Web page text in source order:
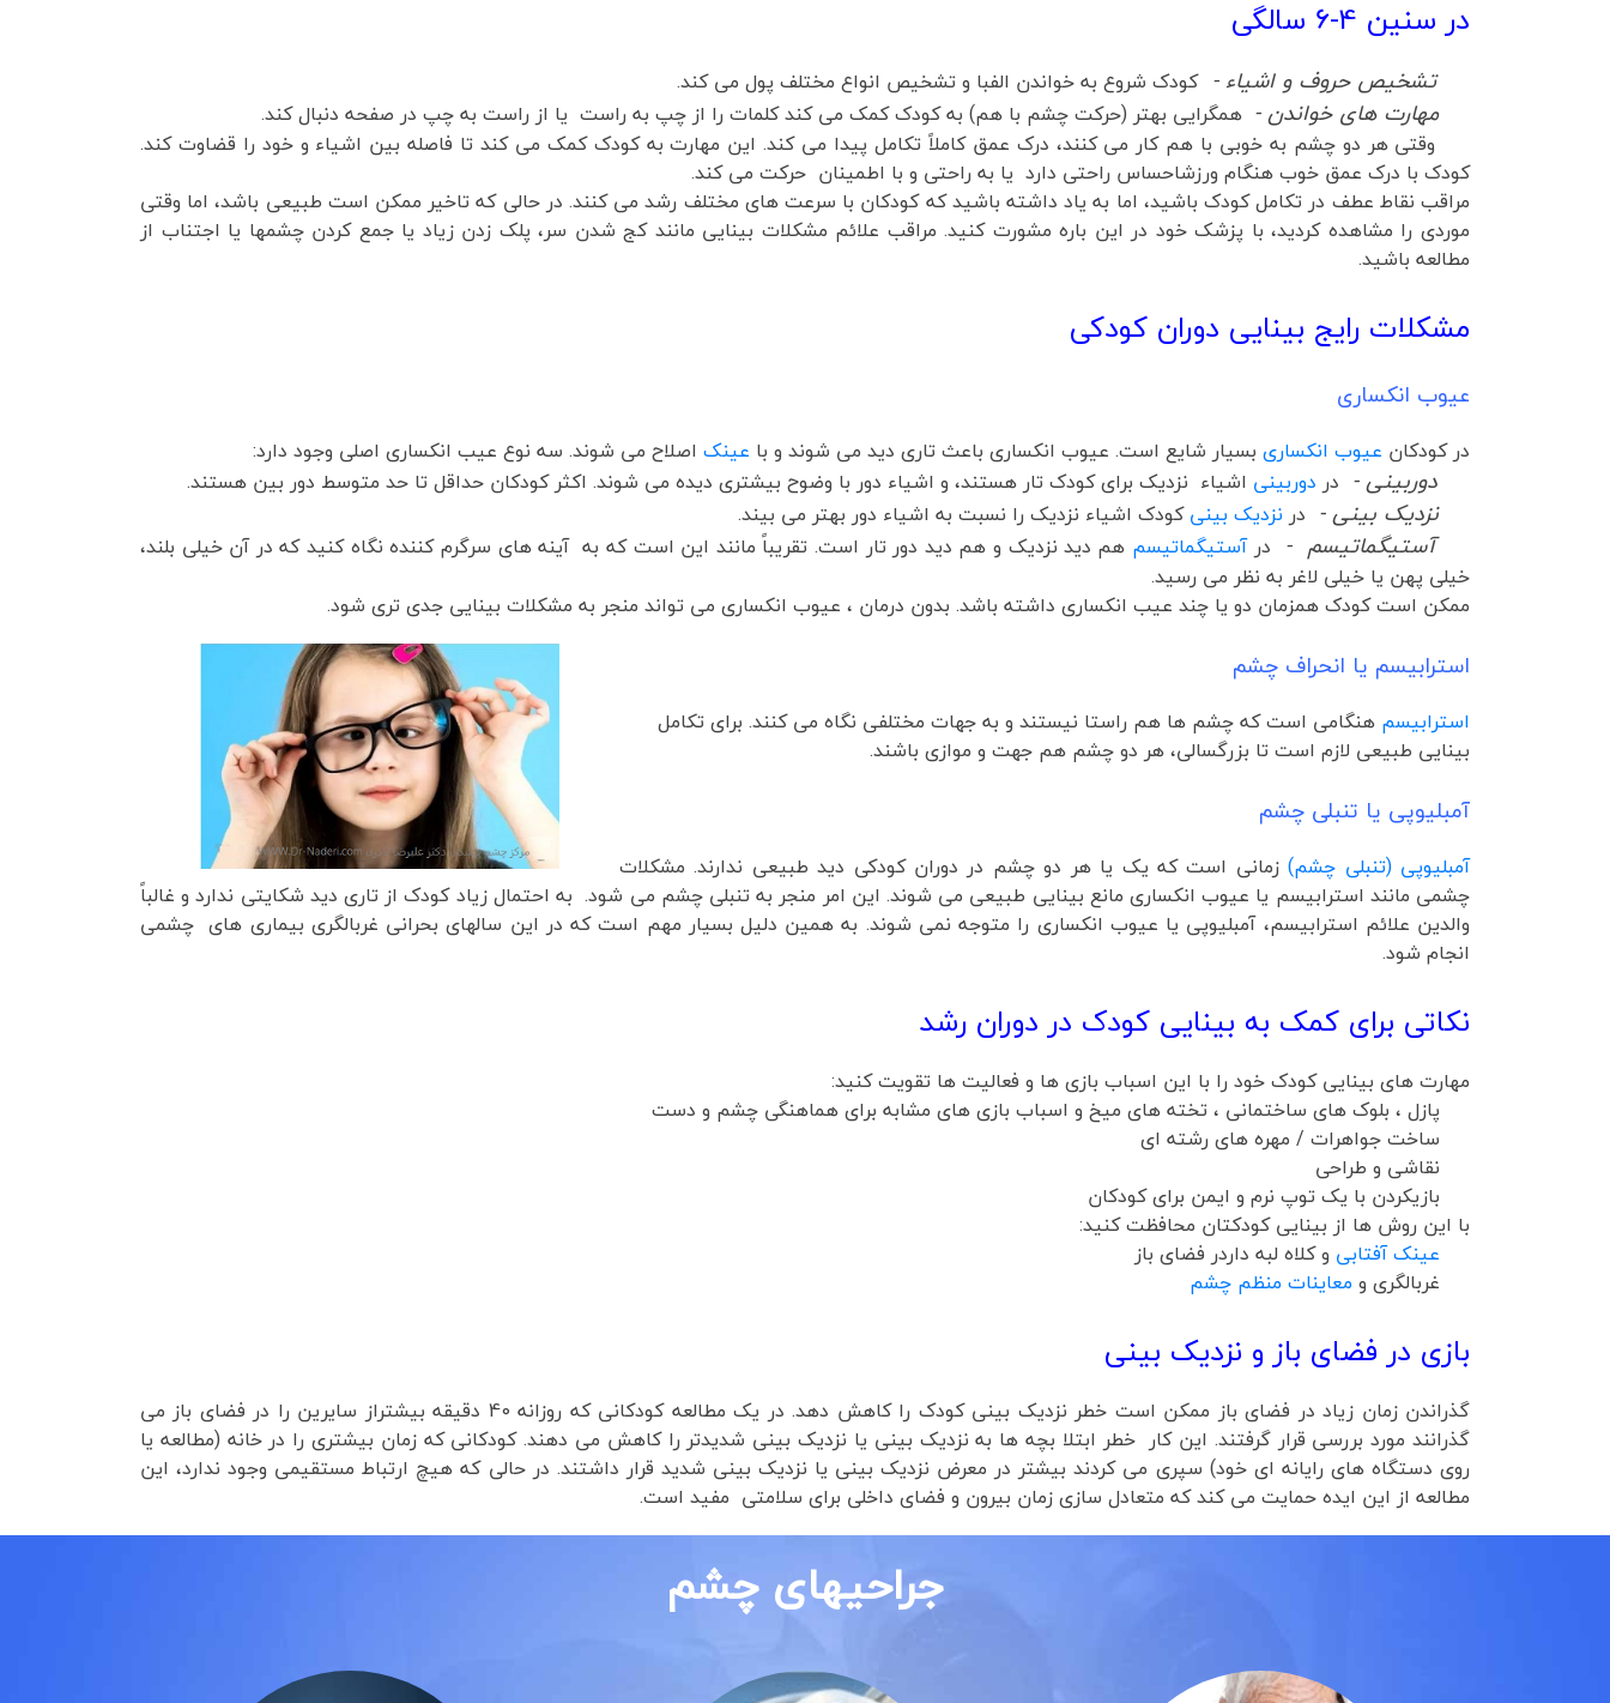
در سنین 4-6 سالگی
تشخیص حروف و اشیاء -کودک شروع به خواندن الفبا و تشخیص انواع مختلف پول می کند.
مهارت های خواندن - همگرایی بهتر (حرکت چشم با هم) به کودک کمک می کند کلمات را از چپ به راست یا از راست به چپ در صفحه دنبال کند.
وقتی هر دو چشم به خوبی با هم کار می کنند، درک عمق کاملاً تکامل پیدا می کند. این مهارت به کودک کمک می کند تا فاصله بین اشیاء و خود را قضاوت کند.
کودک با درک عمق خوب هنگام ورزشاحساس راحتی دارد یا به راحتی و با اطمینان حرکت می کند.
مراقب نقاط عطف در تکامل کودک باشید، اما به یاد داشته باشید که کودکان با سرعت های مختلف رشد می کنند. در حالی که تاخیر ممکن است طبیعی باشد، اما وقتی
موردی را مشاهده کردید، با پزشک خود در این باره مشورت کنید. مراقب علائم مشکلات بینایی مانند کج شدن سر، پلک زدن زیاد یا جمع کردن چشمها یا اجتناب از
مطالعه باشید.
مشکلات رایج بینایی دوران کودکی
عیوب انکساری
در کودکان عیوب انکساری بسیار شایع است. عیوب انکساری باعث تاری دید می شوند و با عینک اصلاح می شوند. سه نوع عیب انکساری اصلی وجود دارد:
دوربینی - در دوربینی اشیاء نزدیک برای کودک تار هستند، و اشیاء دور با وضوح بیشتری دیده می شوند. اکثر کودکان حداقل تا حد متوسط دور بین هستند.
نزدیک بینی - در نزدیک بینیکودک اشیاء نزدیک را نسبت به اشیاء دور بهتر می بیند.
آستیگماتیسم - در آستیگماتیسم هم دید نزدیک و هم دید دور تار است. تقریباً مانند این است که به آینه های سرگرم کننده نگاه کنید که در آن خیلی بلند،
خیلی پهن یا خیلی لاغر به نظر می رسید.
ممکن است کودک همزمان دو یا چند عیب انکساری داشته باشد. بدون درمان ، عیوب انکساری می تواند منجر به مشکلات بینایی جدی تری شود.
استرابیسم یا انحراف چشم
استرابیسم هنگامی است که چشم ها هم راستا نیستند و به جهات مختلفی نگاه می کنند. برای تکامل
بینایی طبیعی لازم است تا بزرگسالی، هر دو چشم هم جهت و موازی باشند.
آمبلیوپی یا تنبلی چشم
آمبلیوپی (تنبلی چشم)زمانی است که یک یا هر دو چشم در دوران کودکی دید طبیعی ندارند. مشکلات
چشمی مانند استرابیسم یا عیوب انکساری مانع بینایی طبیعی می شوند. این امر منجر به تنبلی چشم می شود. به احتمال زیاد کودک از تاری دید شکایتی ندارد و غالباً
والدین علائم استرابیسم، آمبلیوپی یا عیوب انکساری را متوجه نمی شوند. به همین دلیل بسیار مهم است که در این سالهای بحرانی غربالگری بیماری های چشمی
انجام شود.
نکاتی برای کمک به بینایی کودک در دوران رشد
مهارت های بینایی کودک خود را با این اسباب بازی ها و فعالیت ها تقویت کنید:
پازل ، بلوک های ساختمانی ، تخته های میخ و اسباب بازی های مشابه برای هماهنگی چشم و دست
ساخت جواهرات / مهره های رشته ای
نقاشی و طراحی
بازیکردن با یک توپ نرم و ایمن برای کودکان
با این روش ها از بینایی کودکتان محافظت کنید:
عینک آفتابی و کلاه لبه داردر فضای باز
غربالگری و معاینات منظم چشم
بازی در فضای باز و نزدیک بینی
گذراندن زمان زیاد در فضای باز ممکن است خطر نزدیک بینی کودک را کاهش دهد. در یک مطالعه کودکانی که روزانه 40 دقیقه بیشتراز سایرین را در فضای باز می
گذرانند مورد بررسی قرار گرفتند. این کار خطر ابتلا بچه ها به نزدیک بینی یا نزدیک بینی شدیدتر را کاهش می دهند. کودکانی که زمان بیشتری را در خانه (مطالعه یا
روی دستگاه های رایانه ای خود) سپری می کردند بیشتر در معرض نزدیک بینی یا نزدیک بینی شدید قرار داشتند. در حالی که هیچ ارتباط مستقیمی وجود ندارد، این
مطالعه از این ایده حمایت می کند که متعادل سازی زمان بیرون و فضای داخلی برای سلامتی مفید است.
جراحیهای چشم